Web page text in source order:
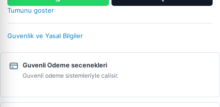
Tumunu goster
Guvenlik ve Yasal Bilgiler
Guvenli Odeme secenekleri
Guvenli odeme sistemleriyle calisir.